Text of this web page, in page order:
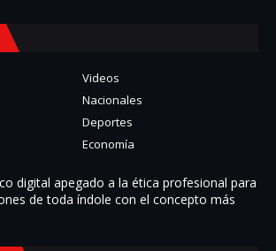
Videos
Nacionales
Deportes
Economía
digital apegado a la ética profesional para
de toda í­ndole con el concepto más